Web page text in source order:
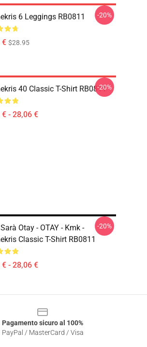
6 Leggings RB0811
€ $28.95
-20%
40 Classic T-Shirt RB0811
- 28,06 €
-20%
Otay - OTAY - Kmk -
Classic T-Shirt RB0811
- 28,06 €
-20%
Pagamento sicuro al 100%
PayPal / MasterCard / Visa